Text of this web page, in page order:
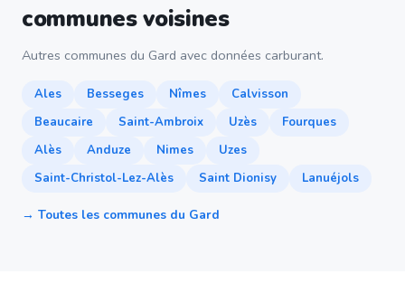
communes voisines
Autres communes du Gard avec données carburant.
Ales Besseges Nîmes
Calvisson
Beaucaire
Saint-Ambroix Uzès
Fourques
Alès
Anduze Nimes
Uzes
Saint-Christol-Lez-Alès
Saint Dionisy Lanuéjols
→ Toutes les communes du Gard